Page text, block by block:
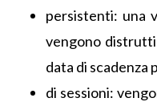
persistenti: una
vengono
data di scadenza
di sessioni: